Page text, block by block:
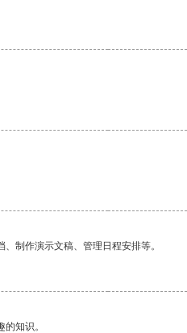
制作演示文稿、管理日程安排等。
知识。